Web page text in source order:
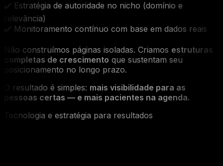
✔️ Estratégia de autoridade no nicho (domínio e
relevância)
✔️ Monitoramento contínuo com base em dados reais
Não construímos páginas isoladas. Criamos estruturas
completas de crescimento que sustentam seu
posicionamento no longo prazo.
O resultado é simples: mais visibilidade para as
pessoas certas — e mais pacientes na agenda.
Tecnologia e estratégia para resultados